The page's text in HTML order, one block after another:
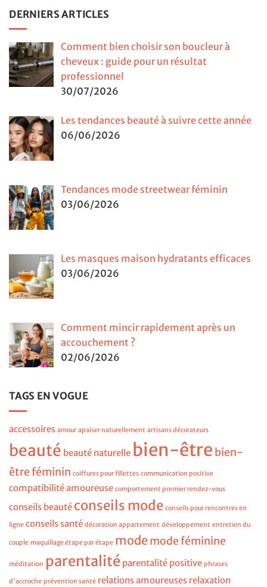
DERNIERS ARTICLES
Comment bien choisir son boucleur à
cheveux : guide pour un résultat
professionnel
30/07/2026
Les tendances beauté à suivre cette année
06/06/2026
Tendances mode streetwear féminin
03/06/2026
Les masques maison hydratants efficaces
03/06/2026
Comment mincir rapidement après un
accouchement ?
02/06/2026
TAGS EN VOGUE
accessoires amour apaiser naturellement artisans décorateurs
beauté beauté naturelle bien-être bien-
être féminin coiffures pour fillettes communication positive
compatibilité amoureuse comportement premier rendez-vous
conseils beauté conseils mode conseils pour rencontres en
ligne conseils santé décoration appartement développement entretien du
couple maquillage étape par étape modemode féminine
méditation parentalité parentalité positive phrases
d'accroche prévention santé relations amoureuses relaxation